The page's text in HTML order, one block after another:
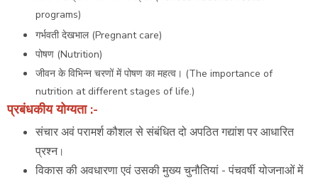
programs)
गर्भवती देखभाल (Pregnant care)
पोषण (Nutrition)
जीवन के विभिन्न चरणों में पोषण का महत्व। (The importance of
nutrition at different stages of life.)
प्रबंधकीय योग्यता:-
संचार अवं परामर्श कौशल से संबंधित दो अपठित गद्यांश पर आधारित
प्रश्न।
विकास की अवधारणा एवं उसकी मुख्य चुनौतियां - पंचवर्षी योजनाओं में